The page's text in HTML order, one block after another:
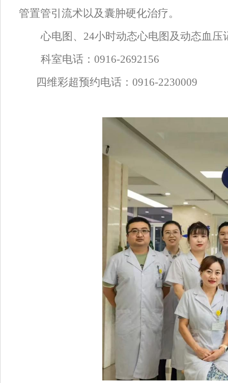
管置管引流术以及囊肿硬化治疗。
心电图、 24小时动态心电图及动态血压
科室电话： 0916-2692156
四维彩超预约电话： 0916-2230009